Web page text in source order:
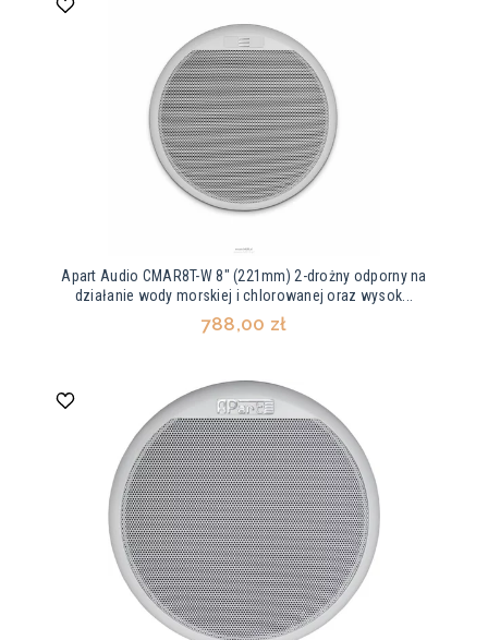
Apart Audio CMAR8T-W 8" (221mm) 2-drożny odporny na
działanie wody morskiej i chlorowanej oraz wysok...
788,00 zł